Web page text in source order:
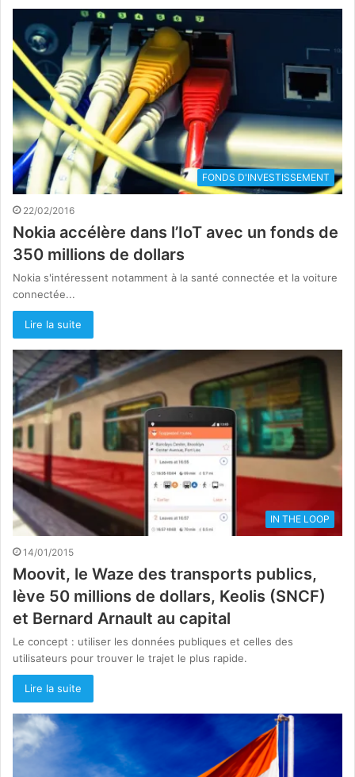
FONDS D'INVESTISSEMENT
22/02/2016
Nokia accélère dans l’IoT avec un fonds de
350 millions de dollars
Nokia s'intéressent notamment à la santé connectée et la voiture
connectée...
Lire la suite
IN THE LOOP
14/01/2015
Moovit, le Waze des transports publics,
lève 50 millions de dollars, Keolis (SNCF)
et Bernard Arnault au capital
Le concept : utiliser les données publiques et celles des
utilisateurs pour trouver le trajet le plus rapide.
Lire la suite